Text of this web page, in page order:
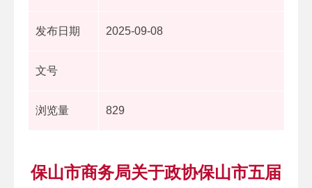
发布日期 2025-09-08
文号
浏览量 829
保山市商务局关于政协保山市五届